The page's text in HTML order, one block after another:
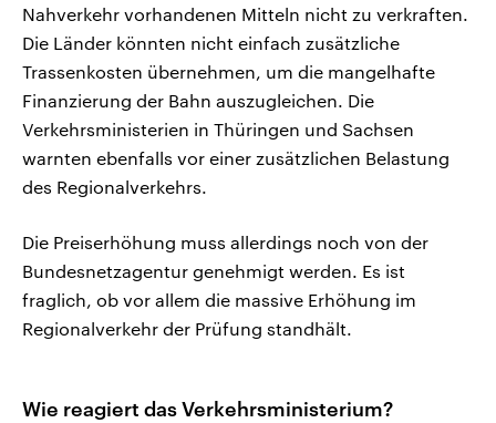
Nahverkehr vorhandenen Mitteln nicht zu verkraften.
Die Länder könnten nicht einfach zusätzliche
Trassenkosten übernehmen, um die mangelhafte
Finanzierung der Bahn auszugleichen. Die
Verkehrsministerien in Thüringen und Sachsen
warnten ebenfalls vor einer zusätzlichen Belastung
des Regionalverkehrs.
Die Preiserhöhung muss allerdings noch von der
Bundesnetzagentur genehmigt werden. Es ist
fraglich, ob vor allem die massive Erhöhung im
Regionalverkehr der Prüfung standhält.
Wie reagiert das Verkehrsministerium?